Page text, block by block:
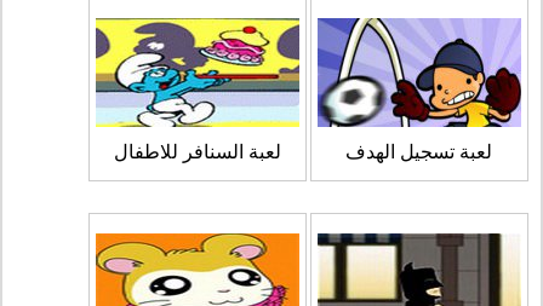
لعبة تسجيل الهدف لعبة السنافر للاطفال